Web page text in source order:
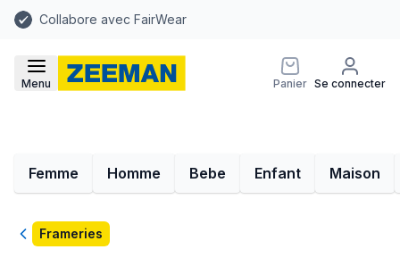
Collabore avec FairWear
Menu Panier Se connecter
Femme Homme Bebe Enfant Maison
RetourFrameries